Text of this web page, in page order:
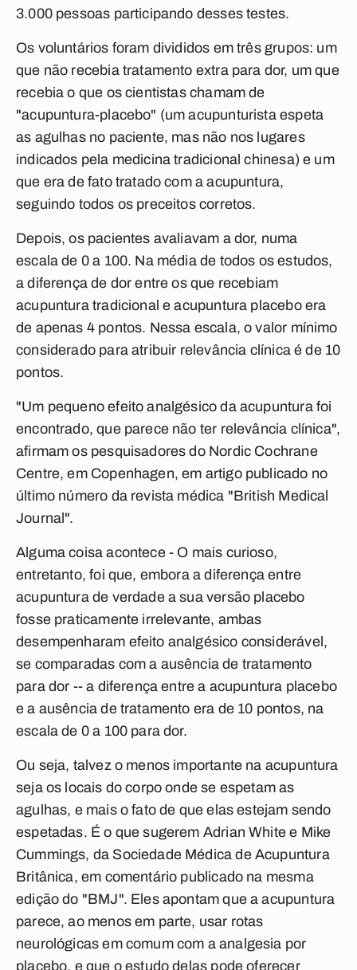
3.000 pessoas participando desses testes.
Os voluntários foram divididos em três grupos: um
que não recebia tratamento extra para dor, um que
recebia o que os cientistas chamam de
"acupuntura-placebo" (um acupunturista espeta
as agulhas no paciente, mas não nos lugares
indicados pela medicina tradicional chinesa) e um
que era de fato tratado com a acupuntura,
seguindo todos os preceitos corretos.
Depois, os pacientes avaliavam a dor, numa
escala de 0 a 100. Na média de todos os estudos,
a diferença de dor entre os que recebiam
acupuntura tradicional e acupuntura placebo era
de apenas 4 pontos. Nessa escala, o valor mínimo
considerado para atribuir relevância clínica é de 10
pontos.
"Um pequeno efeito analgésico da acupuntura foi
encontrado, que parece não ter relevância clínica",
afirmam os pesquisadores do Nordic Cochrane
Centre, em Copenhagen, em artigo publicado no
último número da revista médica "British Medical
Journal".
Alguma coisa acontece - O mais curioso,
entretanto, foi que, embora a diferença entre
acupuntura de verdade a sua versão placebo
fosse praticamente irrelevante, ambas
desempenharam efeito analgésico considerável,
se comparadas com a ausência de tratamento
para dor -- a diferença entre a acupuntura placebo
e a ausência de tratamento era de 10 pontos, na
escala de 0 a 100 para dor.
Ou seja, talvez o menos importante na acupuntura
seja os locais do corpo onde se espetam as
agulhas, e mais o fato de que elas estejam sendo
espetadas. É o que sugerem Adrian White e Mike
Cummings, da Sociedade Médica de Acupuntura
Britânica, em comentário publicado na mesma
edição do "BMJ". Eles apontam que a acupuntura
parece, ao menos em parte, usar rotas
neurológicas em comum com a analgesia por
placebo, e que o estudo delas pode oferecer